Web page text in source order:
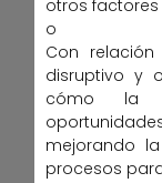
otros
o
Con
disruptivo y
cómo la
mejorando
procesos